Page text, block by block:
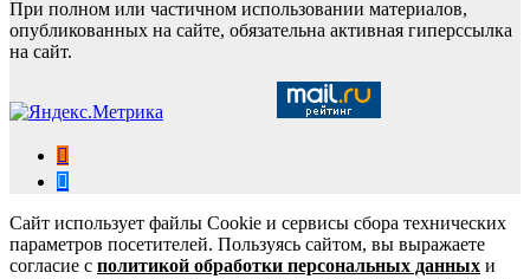
При полном или частичном использовании материалов,
опубликованных на сайте, обязательна активная гиперссылка
на сайт.
Сайт использует файлы Cookie и сервисы сбора технических
параметров посетителей. Пользуясь сайтом, вы выражаете
согласие с политикой обработки персональных данных и